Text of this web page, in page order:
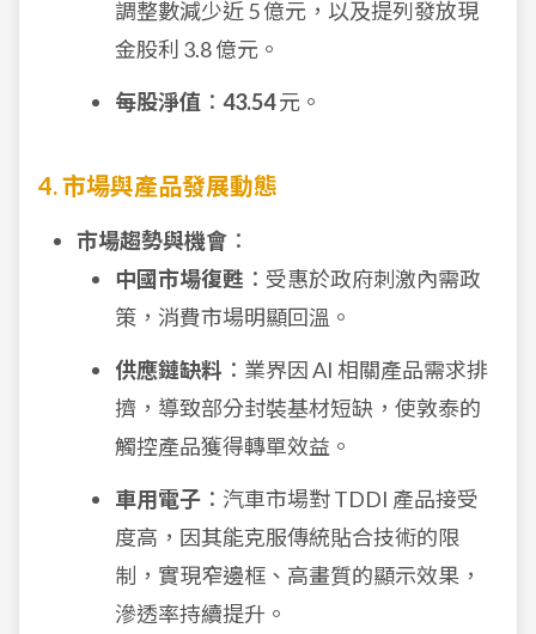
調整數減少近 5 億元，以及提列發放現
金股利 3.8 億元。
每股淨值 ： 43.54元。
4. 市場與產品發展動態
市場趨勢與機會 ：
中國市場復甦 ：受惠於政府刺激內需政
策，消費市場明顯回溫。
供應鏈缺料 ：業界因 AI 相關產品需求排
擠，導致部分封裝基材短缺，使敦泰的
觸控產品獲得轉單效益。
車用電子 ：汽車市場對 TDDI 產品接受
度高，因其能克服傳統貼合技術的限
制，實現窄邊框、高畫質的顯示效果，
滲透率持續提升。